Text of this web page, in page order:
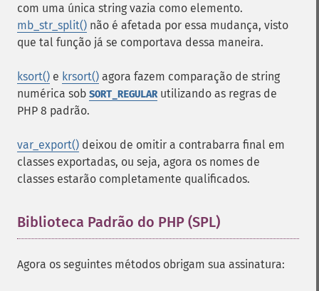
com uma única string vazia como elemento.
mb_str_split() não é afetada por essa mudança, visto
que tal função já se comportava dessa maneira.
ksort() e krsort() agora fazem comparação de string
numérica sob SORT_REGULARutilizando as regras de
PHP 8 padrão.
var_export() deixou de omitir a contrabarra final em
classes exportadas, ou seja, agora os nomes de
classes estarão completamente qualificados.
Biblioteca Padrão do PHP (SPL)
Agora os seguintes métodos obrigam sua assinatura: